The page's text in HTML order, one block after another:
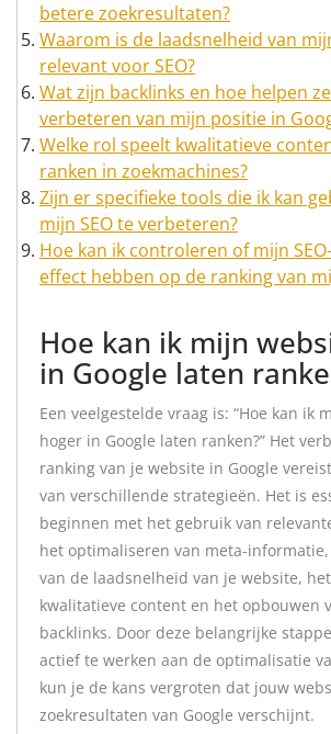
betere zoekresultaten?
Waarom is de laadsnelheid van
relevant voor SEO?
Wat zijn backlinks en hoe helpen
verbeteren van mijn positie in
Welke rol speelt kwalitatieve
ranken in zoekmachines?
Zijn er specifieke tools die ik kan
mijn SEO te verbeteren?
Hoe kan ik controleren of mijn
effect hebben op de ranking van
Hoe kan ik mijn
in Google laten
Een veelgestelde vraag is: “Hoe kan ik
hoger in Google laten ranken?” Het
ranking van je website in Google
van verschillende strategieën. Het is
beginnen met het gebruik van
het optimaliseren van meta-
van de laadsnelheid van je website,
kwalitatieve content en het opbouwen
backlinks. Door deze belangrijke
actief te werken aan de optimalisatie
kun je de kans vergroten dat jouw
zoekresultaten van Google verschijnt.